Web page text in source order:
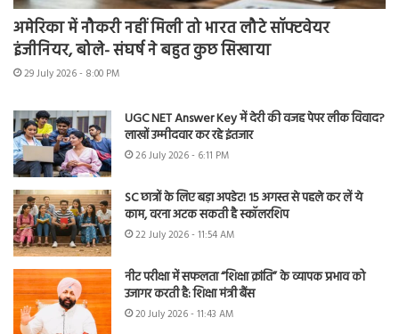
अमेरिका में नौकरी नहीं मिली तो भारत लौटे सॉफ्टवेयर
इंजीनियर, बोले- संघर्ष ने बहुत कुछ सिखाया
29 July 2026 - 8:00 PM
UGC NET Answer Key में देरी की वजह पेपर लीक विवाद?
लाखों उम्मीदवार कर रहे इंतजार
26 July 2026 - 6:11 PM
SC छात्रों के लिए बड़ा अपडेट! 15 अगस्त से पहले कर लें ये
काम, वरना अटक सकती है स्कॉलरशिप
22 July 2026 - 11:54 AM
नीट परीक्षा में सफलता “शिक्षा क्रांति” के व्यापक प्रभाव को
उजागर करती है: शिक्षा मंत्री बैंस
20 July 2026 - 11:43 AM